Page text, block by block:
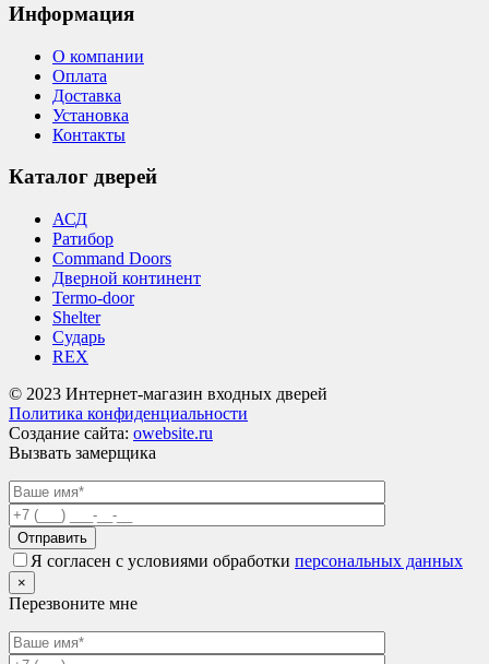
Информация
О компании
Оплата
Доставка
Установка
Контакты
Каталог дверей
АСД
Ратибор
Command Doors
Дверной континент
Termo-door
Shelter
Сударь
REX
© 2023 Интернет-магазин входных дверей
Политика конфиденциальности
Создание сайта: owebsite.ru
Вызвать замерщика
Я согласен с условиями обработки персональных данных
×
Перезвоните мне